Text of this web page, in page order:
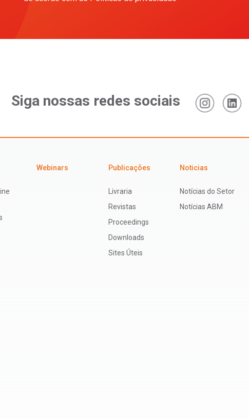
Siga nossas redes sociais
Webinars Publicações
Livraria
Revistas
Proceedings
Downloads
Sites Úteis
Noticias
Notícias do Setor
Notícias ABM